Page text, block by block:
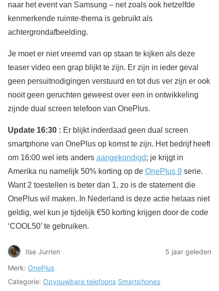
naar het event van Samsung – net zoals ook hetzelfde
kenmerkende ruimte-thema is gebruikt als
achtergrondafbeelding.
Je moet er niet vreemd van op staan te kijken als deze
teaser video een grap blijkt te zijn. Er zijn in ieder geval
geen persuitnodigingen verstuurd en tot dus ver zijn er ook
nooit geen geruchten geweest over een in ontwikkeling
zijnde dual screen telefoon van OnePlus.
Update 16:30 : Er blijkt inderdaad geen dual screen
smartphone van OnePlus op komst te zijn. Het bedrijf heeft
om 16:00 wel iets anders aangekondigd; je krijgt in
Amerika nu namelijk 50% korting op de OnePlus 9 serie.
Want 2 toestellen is beter dan 1, zo is de statement die
OnePlus wil maken. In Nederland is deze actie helaas niet
geldig, wel kun je tijdelijk €50 korting krijgen door de code
‘COOL50’ te gebruiken.
Ilse Jurrien
5 jaar geleden
Merk: OnePlus
Categorie: Opvouwbare telefoons Smartphones